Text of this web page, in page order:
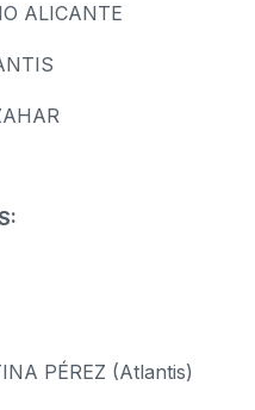
ALICANTE
PÉREZ (Atlantis)